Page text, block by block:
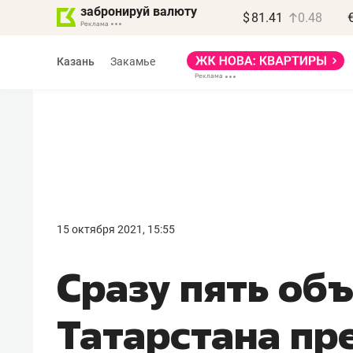
забронируй валюту $ 81.41 0.48
Казань Закамье
15 октября 2021, 15:55
Сразу пять
Татарстана
правил, бизнес может
потерять минимум